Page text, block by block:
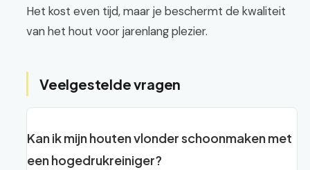
Het kost even tijd, maar je beschermt de kwaliteit
van het hout voor jarenlang plezier.
Veelgestelde vragen
Kan ik mijn houten vlonder schoonmaken met
een hogedrukreiniger?